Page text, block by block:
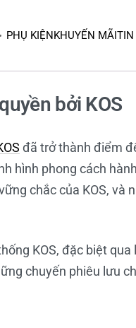
PHỤ KIỆN KHUYẾN MÃITIN
bởi KOS
đã trở thành điểm
hình phong cách
chắc của KOS, và
KOS, đặc biệt qua
chuyến phiêu lưu